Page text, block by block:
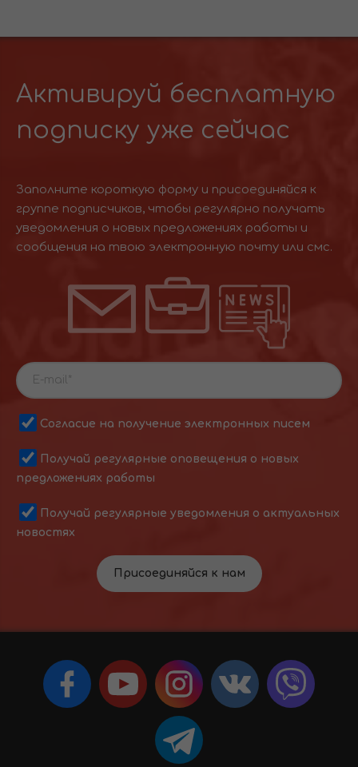
Активируй бесплатную
подписку уже сейчас
Заполните короткую форму и присоединяйся к
группе подписчиков, чтобы регулярно получать
уведомления о новых предложениях работы и
сообщения на твою электронную почту или смс.
Согласие на получение электронных писем
Получай регулярные оповещения о новых
предложениях работы
Получай регулярные уведомления о актуальных
новостях
Присоединяйся к нам